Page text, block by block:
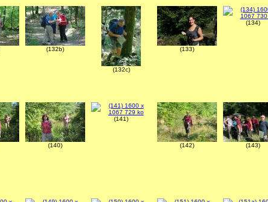
(132b)
(132c)
(133)
(134)
(140)
(141)
(142) (143)